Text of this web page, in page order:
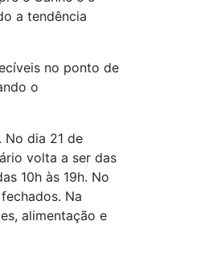
a tendência
no ponto de
o
No dia 21 de
volta a ser das
10h às 19h. No
Na
alimentação e